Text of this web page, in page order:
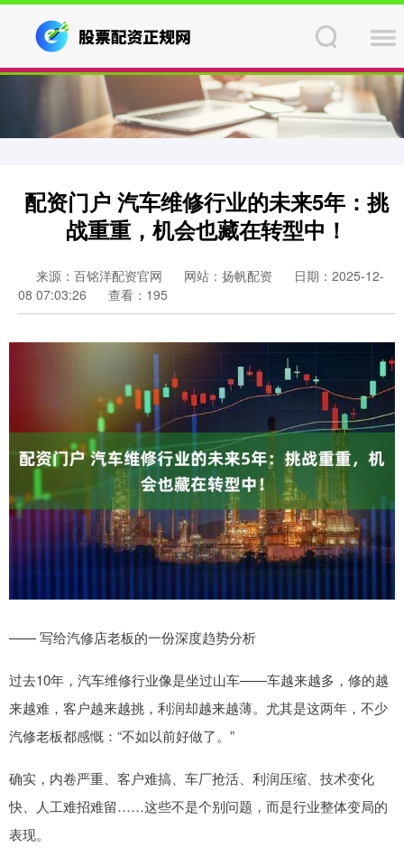
配资门户 汽车维修行业的未来5年：挑
战重重，机会也藏在转型中！
来源：百铭洋配资官网 网站：扬帆配资
日期：2025-12-
08 07:03:26
查看：195
—— 写给汽修店老板的一份深度趋势分析
过去10年，汽车维修行业像是坐过山车——车越来越多，修的越
来越难，客户越来越挑，利润却越来越薄。尤其是这两年，不少
汽修老板都感慨：“不如以前好做了。”
确实，内卷严重、客户难搞、车厂抢活、利润压缩、技术变化
快、人工难招难留……这些不是个别问题，而是行业整体变局的
表现。